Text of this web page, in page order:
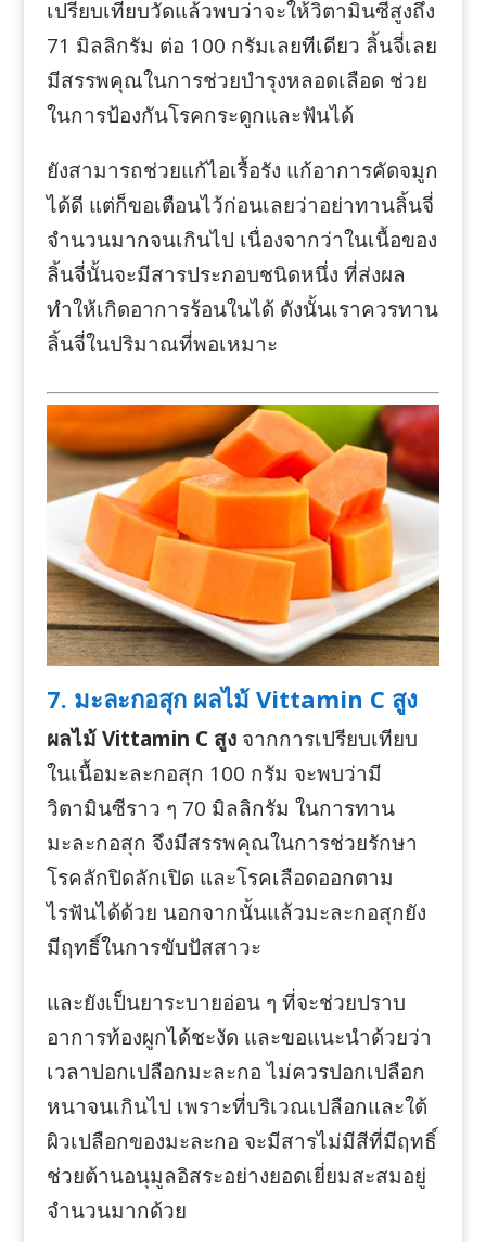
เปรียบเทียบวัดแล้วพบว่าจะให้วิตามินซีสูงถึง
71 มิลลิกรัม ต่อ 100 กรัมเลยทีเดียว ลิ้นจี่เลย
มีสรรพคุณในการช่วยบำรุงหลอดเลือด ช่วย
ในการป้องกันโรคกระดูกและฟันได้
ยังสามารถช่วยแก้ไอเรื้อรัง แก้อาการคัดจมูก
ได้ดี แต่ก็ขอเตือนไว้ก่อนเลยว่าอย่าทานลิ้นจี่
จำนวนมากจนเกินไป เนื่องจากว่าในเนื้อของ
ลิ้นจี่นั้นจะมีสารประกอบชนิดหนึ่ง ที่ส่งผล
ทำให้เกิดอาการร้อนในได้ ดังนั้นเราควรทาน
ลิ้นจี่ในปริมาณที่พอเหมาะ
7. มะละกอสุก ผลไม้ Vittamin C สูง
ผลไม้ Vittamin C สูงจากการเปรียบเทียบ
ในเนื้อมะละกอสุก 100 กรัม จะพบว่ามี
วิตามินซีราว ๆ 70 มิลลิกรัม ในการทาน
มะละกอสุก จึงมีสรรพคุณในการช่วยรักษา
โรคลักปิดลักเปิด และโรคเลือดออกตาม
ไรฟันได้ด้วย นอกจากนั้นแล้วมะละกอสุกยัง
มีฤทธิ์ในการขับปัสสาวะ
และยังเป็นยาระบายอ่อน ๆ ที่จะช่วยปราบ
อาการท้องผูกได้ชะงัด และขอแนะนำด้วยว่า
เวลาปอกเปลือกมะละกอ ไม่ควรปอกเปลือก
หนาจนเกินไป เพราะที่บริเวณเปลือกและใต้
ผิวเปลือกของมะละกอ จะมีสารไม่มีสีที่มีฤทธิ์
ช่วยต้านอนุมูลอิสระอย่างยอดเยี่ยมสะสมอยู่
จำนวนมากด้วย